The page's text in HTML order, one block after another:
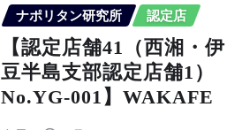
ナポリタン研究所
認定店
【認定店舗41（西湘・伊
豆半島支部認定店舗1）
No.YG-001】WAKAFE